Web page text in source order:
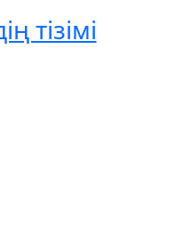
тізімі